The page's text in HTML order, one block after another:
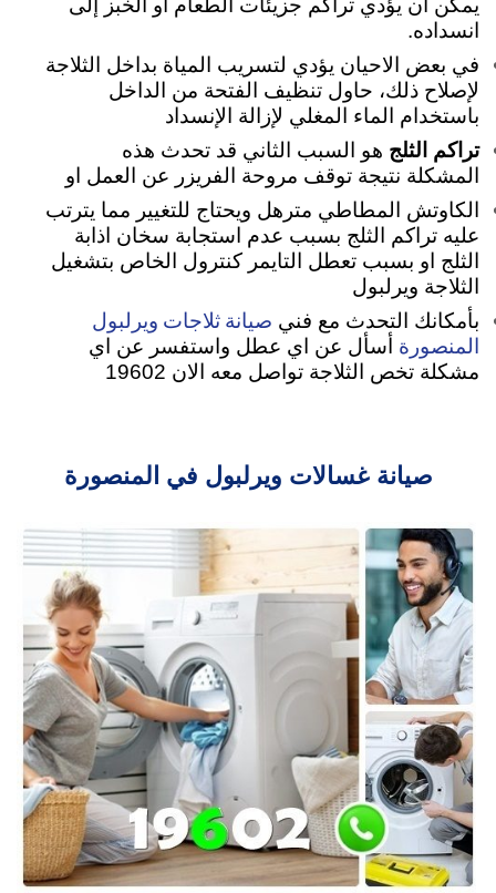
يمكن أن يؤدي تراكم جزيئات الطعام أو الخبز إلى
انسداده.
في بعض الاحيان يؤدي لتسريب المياة بداخل الثلاجة
لإصلاح ذلك، حاول تنظيف الفتحة من الداخل
باستخدام الماء المغلي لإزالة الإنسداد
تراكم الثلج هو السبب الثاني قد تحدث هذه
المشكلة نتيجة توقف مروحة الفريزر عن العمل او
الكاوتش المطاطي مترهل ويحتاج للتغيير مما يترتب
عليه تراكم الثلج بسبب عدم استجابة سخان اذابة
الثلج او بسبب تعطل التايمر كنترول الخاص بتشغيل
الثلاجة ويرلبول
بأمكانك التحدث مع فني صيانة ثلاجات ويرلبول
المنصورة أسأل عن اي عطل واستفسر عن اي
مشكلة تخص الثلاجة تواصل معه الان 19602
صيانة غسالات ويرلبول في المنصورة